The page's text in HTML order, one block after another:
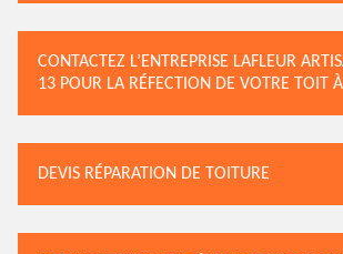
CONTACTEZ L’ENTREPRISE LAFLEUR
13 POUR LA RÉFECTION DE VOTRE TOIT
DEVIS RÉPARATION DE TOITURE